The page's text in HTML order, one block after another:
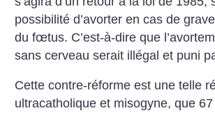
possibilité d’avorter en cas de
du fœtus. C’est-à-dire que
sans cerveau serait illégal et puni
Cette contre-réforme est une telle
ultracatholique et misogyne, que